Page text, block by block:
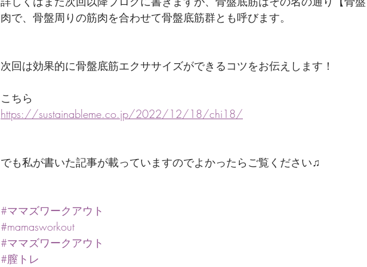
肉で、骨盤周りの筋肉を合わせて骨盤底筋群とも呼びます。
次回は効果的に骨盤底筋エクササイズができるコツをお伝えします！
こちら
https://sustainableme.co.jp/2022/12/18/chi18/
でも私が書いた記事が載っていますのでよかったらご覧ください♫
#ママズワークアウト
#mamasworkout
#ママズワークアウト
#膣トレ